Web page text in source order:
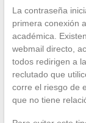
La contraseña
primera conexión
académica.
webmail directo,
todos redirigen a
reclutado que
corre el riesgo de
que no tiene